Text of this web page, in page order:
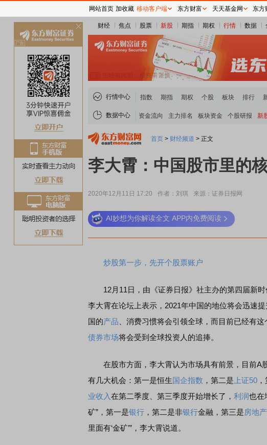
财经 焦点 股票 新股 期指 期权 行情 数据
行情中心 指数 期指 期权 个股 板块 排行
数据中心 资金流向 主力排名 板块资金 个股研报 新
首页 > 财经频道 > 正文
李大霄：中国股市里的
2020年12月11日 17:20 作者：刘琪 来源：证券日报网
AI妙想为你解读全文 APP内免费阅读
炒股第一步，先开个股票账户
12月11日，由《证券日报》社主办的第四届新时
李大霄在论坛上表示，2021年中国的地位将会迅速
国的产品 、消费习惯将会引领全球，而目前已经有
债券市场将会受到全球投资人的追捧。
在股市方面，李大霄认为市场具有前景，目前A
有几大机会：第一是恒生国企指数 ，第二是 上证50
业收入在第二季度、第三季度开始增长了， 利润也在
矿”，第一是银行 ，第二是非银行金融，第三是房地产
里面有‘金矿’”，李大霄说道。
稀土板块领涨
网站首页 加收藏 移动客户端 东方财富 天天基金网 东方
关